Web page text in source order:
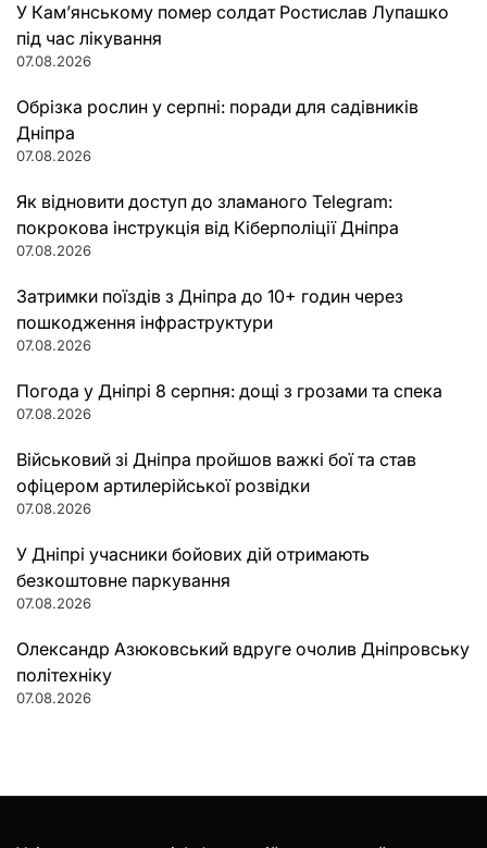
У Кам’янському помер солдат Ростислав Лупашко
під час лікування
07.08.2026
Обрізка рослин у серпні: поради для садівників
Дніпра
07.08.2026
Як відновити доступ до зламаного Telegram:
покрокова інструкція від Кіберполіції Дніпра
07.08.2026
Затримки поїздів з Дніпра до 10+ годин через
пошкодження інфраструктури
07.08.2026
Погода у Дніпрі 8 серпня: дощі з грозами та спека
07.08.2026
Військовий зі Дніпра пройшов важкі бої та став
офіцером артилерійської розвідки
07.08.2026
У Дніпрі учасники бойових дій отримають
безкоштовне паркування
07.08.2026
Олександр Азюковський вдруге очолив Дніпровську
політехніку
07.08.2026